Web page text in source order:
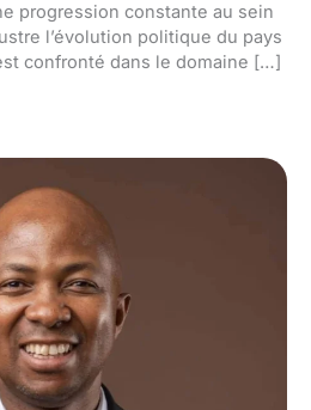
progression constante au sein
l’évolution politique du pays
confronté dans le domaine […]